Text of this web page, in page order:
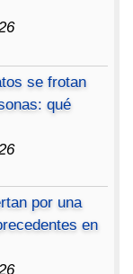
se frotan
qué
por una
en